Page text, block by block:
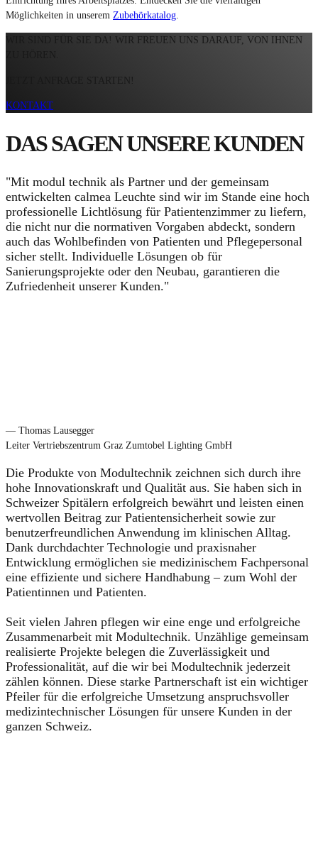
Möglichkeiten in unserem Zubehörkatalog
WIR SIND FÜR SIE DA! WIR FREUEN UNS DARAUF, VON IHNEN
JETZT ANFRAGE STARTEN!
KONTAKT
DAS SAGEN UNSEREKUNDEN
"Mit modul technik als Partner und der gemeinsam
entwickelten calmea Leuchte sind wir im Stande eine hoch
professionelle Lichtlösung für Patientenzimmer zu liefern,
die nicht nur die normativen Vorgaben abdeckt, sondern
auch das Wohlbefinden von Patienten und Pflegepersonal
sicher stellt. Individuelle Lösungen ob für
Sanierungsprojekte oder den Neubau, garantieren die
Zufriedenheit unserer Kunden."
— Thomas Lausegger
Leiter Vertriebszentrum Graz Zumtobel Lighting GmbH
Die Produkte von Modultechnik zeichnen sich durch ihre
hohe Innovationskraft und Qualität aus. Sie haben sich in
Schweizer Spitälern erfolgreich bewährt und leisten einen
wertvollen Beitrag zur Patientensicherheit sowie zur
benutzerfreundlichen Anwendung im klinischen Alltag.
Dank durchdachter Technologie und praxisnaher
Entwicklung ermöglichen sie medizinischem Fachpersonal
eine effiziente und sichere Handhabung – zum Wohl der
Patientinnen und Patienten.
Seit vielen Jahren pflegen wir eine enge und erfolgreiche
Zusammenarbeit mit Modultechnik. Unzählige gemeinsam
realisierte Projekte belegen die Zuverlässigkeit und
Professionalität, auf die wir bei Modultechnik jederzeit
zählen können. Diese starke Partnerschaft ist ein wichtiger
Pfeiler für die erfolgreiche Umsetzung anspruchsvoller
medizintechnischer Lösungen für unsere Kunden in der
ganzen Schweiz.